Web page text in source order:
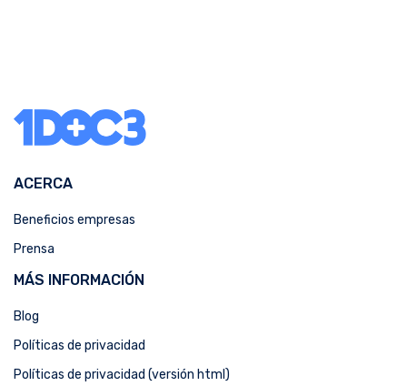
ACERCA
Beneficios empresas
Prensa
MÁS INFORMACIÓN
Blog
Políticas de privacidad
Políticas de privacidad (versión html)